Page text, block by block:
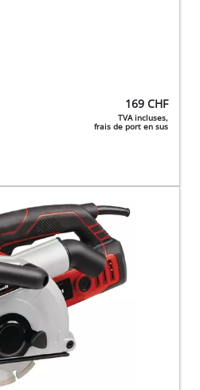
169 CHF
TVA incluses,
frais de port en sus